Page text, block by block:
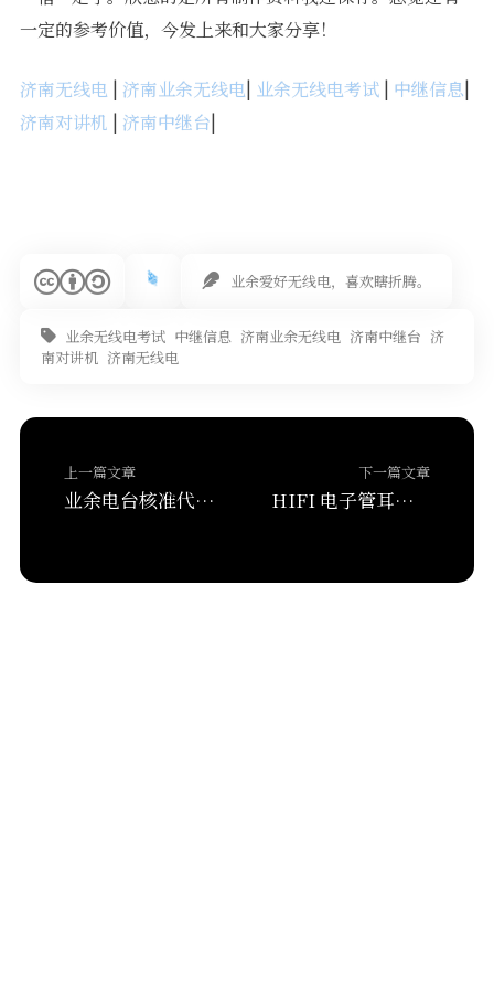
一定的参考价值，今发上来和大家分享！
济南无线电 | 济南业余无线电| 业余无线电考试| 中继信息|
济南对讲机 | 济南中继台|
业余爱好无线电，喜欢瞎折腾。
业余无线电考试 中继信息 济南业余无线电 济南中继台 济
南对讲机 济南无线电
上一篇文章
业余电台核准代码查询-2021.10.28
下一篇文章
HIFI 电子管耳机放大器中的“宝马”